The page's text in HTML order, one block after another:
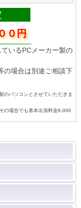
０円
いるPCメーカー製の
の場合は別途ご相談下
パソコンとさせていただきま
の場合でも基本出張料金6,000